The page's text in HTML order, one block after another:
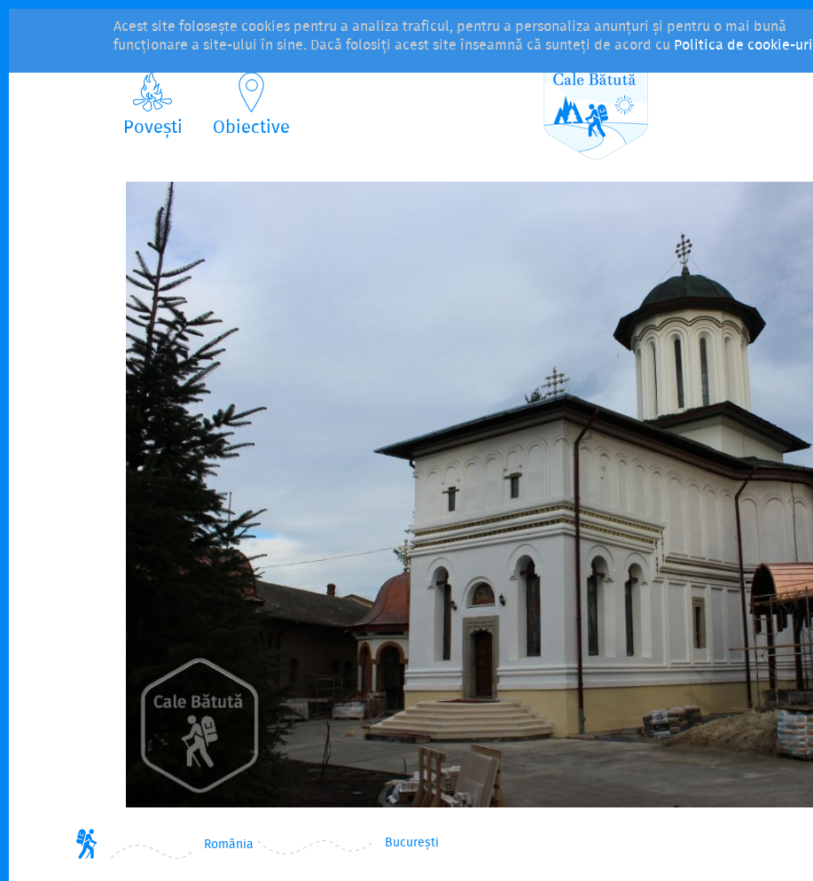
Acest site folosește cookies pentru a analiza traficul, pentru a personaliza anunțuri și pentru o mai bună
funcționare a site-ului în sine. Dacă folosiți acest site înseamnă că sunteți de acord cu Politica de cookie-uri
Povești Obiective
România București